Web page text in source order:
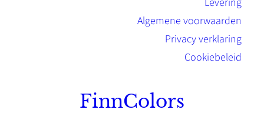
Algemene voorwaarden
Privacy verklaring
Cookiebeleid
FinnColors